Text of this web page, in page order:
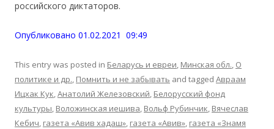
российского диктаторов.
Опубликовано 01.02.2021 09:49
This entry was posted in Беларусь и евреи, Минская обл., О
политике и др., Помнить и не забывать and tagged Авраам
Ицхак Кук,Анатолий Железовский, Белорусский фонд
культуры, Воложинская иешива, Вольф Рубинчик, Вячеслав
Кебич, газета «Авив хадаш», газета «Авив», газета «Знамя